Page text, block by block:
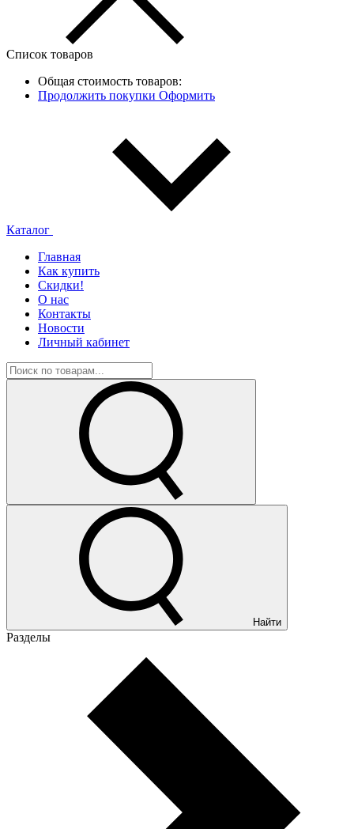
Список товаров
Общая стоимость товаров:
Продолжить покупки Оформить
Каталог
Главная
Как купить
Скидки!
О нас
Контакты
Новости
Личный кабинет
Найти
Разделы